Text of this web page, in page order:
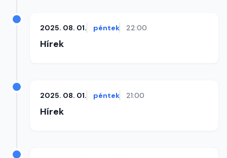
2025. 08. 01. péntek 22:00
Hírek
2025. 08. 01. péntek 21:00
Hírek